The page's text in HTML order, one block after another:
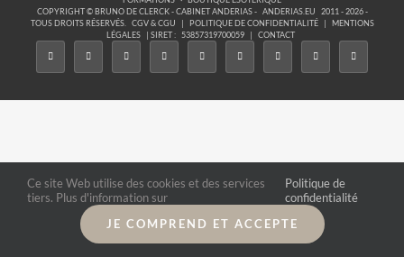
COPYRIGHT © BRUNO DE CLERCK - CABINET ANDERIAS - ANDERIAS.EU
2011 - 2026 -
TOUS DROITS RÉSERVÉS.
CGV & CGU | POLITIQUE DE CONFIDENTIALITÉ |
MENTIONS
LÉGALES
| SIRET : 53857319700059 | CONTACT
Ce site Web utilise des cookies et des services
tiers. Plus d'information sur
Politique de
confidentialité
JE COMPREND ET ACCEPTE